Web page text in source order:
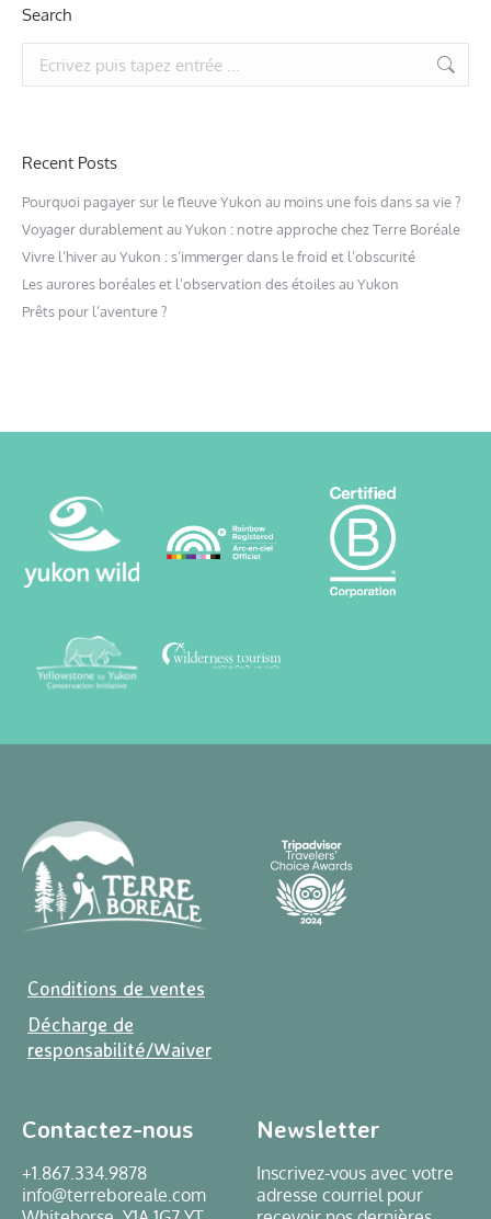
Search
Recent Posts
Pourquoi pagayer sur le fleuve Yukon au moins une fois dans sa vie ?
Voyager durablement au Yukon : notre approche chez Terre Boréale
Vivre l’hiver au Yukon : s’immerger dans le froid et l’obscurité
Les aurores boréales et l’observation des étoiles au Yukon
Prêts pour l’aventure ?
Conditions de ventes
Décharge de
responsabilité/Waiver
Contactez-nous
+1.867.334.9878
info@terreboreale.com
Newsletter
Inscrivez-vous avec votre
adresse courriel pour